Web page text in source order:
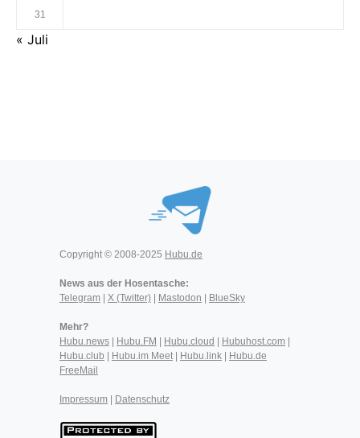
31
« Juli
Copyright © 2008-2025 Hubu.de
News aus der Hosentasche:
Telegram
X (Twitter) Mastodon BlueSky
Mehr?
Hubu.news
Hubu.FM Hubu.cloud Hubuhost.com
Hubu.club
Hubu.im Meet| Hubu.link
Hubu.de
FreeMail
Impressum Datenschutz